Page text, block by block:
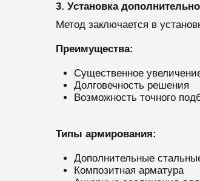
3. Установка
Метод заключается в
Преимущества:
Существенное
Долговечность решения
Возможность точного
Типы армирования:
Дополнительные
Композитная арматура